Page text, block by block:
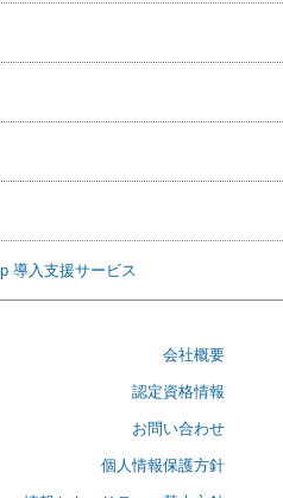
導入支援サービス
会社概要
認定資格情報
お問い合わせ
個人情報保護方針